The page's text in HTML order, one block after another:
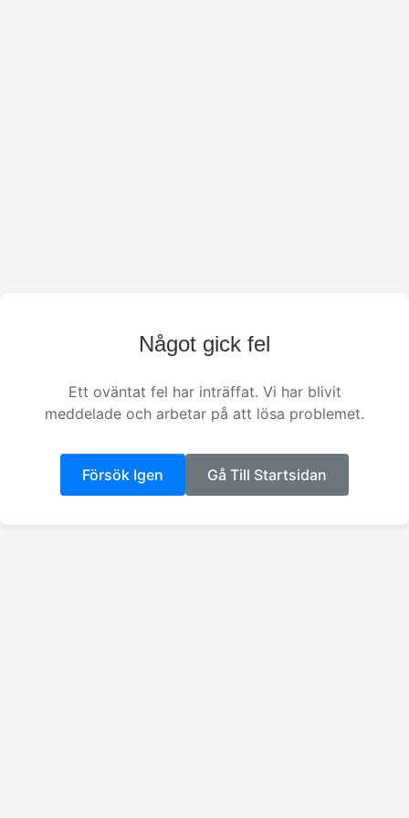
Något gick fel
Ett oväntat fel har inträffat. Vi har blivit
meddelade och arbetar på att lösa problemet.
Försök Igen Gå Till Startsidan